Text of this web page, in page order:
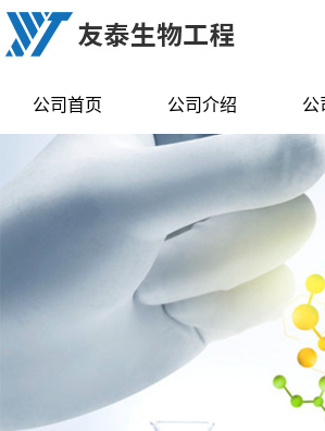
公司首页 公司介绍 公